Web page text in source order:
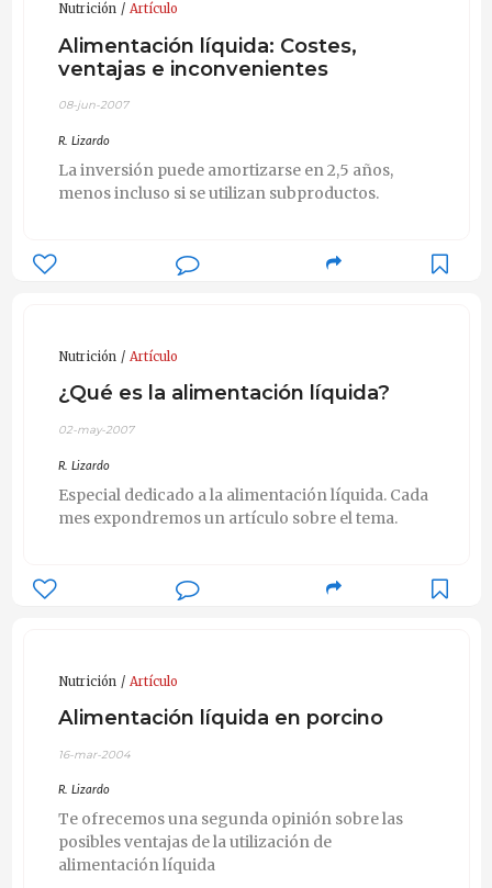
Nutrición Artículo
Alimentación líquida: Costes,
ventajas e inconvenientes
08-jun-2007
R. Lizardo
La inversión puede amortizarse en 2,5 años,
menos incluso si se utilizan subproductos.
Nutrición Artículo
¿Qué es la alimentación líquida?
02-may-2007
R. Lizardo
Especial dedicado a la alimentación líquida. Cada
mes expondremos un artículo sobre el tema.
Nutrición Artículo
Alimentación líquida en porcino
16-mar-2004
R. Lizardo
Te ofrecemos una segunda opinión sobre las
posibles ventajas de la utilización de
alimentación líquida